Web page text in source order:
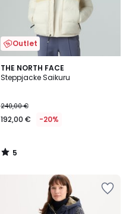
Outlet
THE NORTH FACE
Steppjacke Saikuru
240,00 €
192,00 € -20%
5
/
5
/